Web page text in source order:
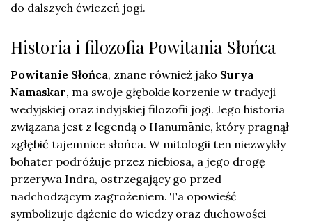
do dalszych ćwiczeń jogi.
Historia i filozofia Powitania Słońca
Powitanie Słońca, znane również jako Surya
Namaskar, ma swoje głębokie korzenie w tradycji
wedyjskiej oraz indyjskiej filozofii jogi. Jego historia
związana jest z legendą o Hanumānie, który pragnął
zgłębić tajemnice słońca. W mitologii ten niezwykły
bohater podróżuje przez niebiosa, a jego drogę
przerywa Indra, ostrzegający go przed
nadchodzącym zagrożeniem. Ta opowieść
symbolizuje dążenie do wiedzy oraz duchowości